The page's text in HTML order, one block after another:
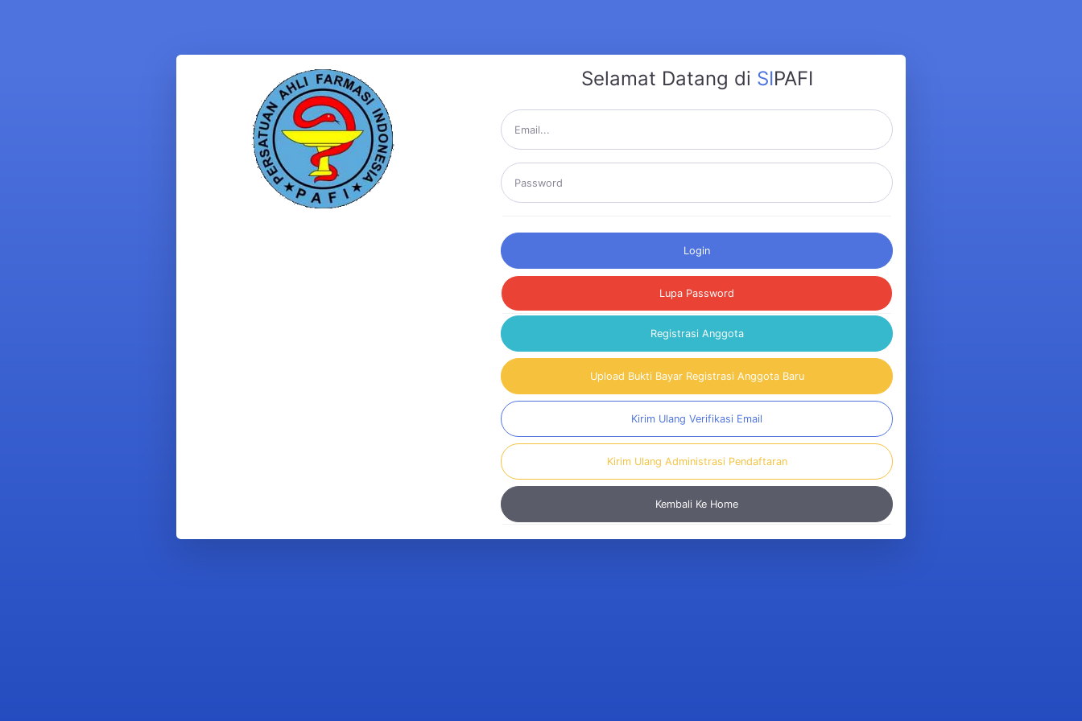
Selamat Datang di SIPAFI
Login
Lupa Password
Registrasi Anggota
Upload Bukti Bayar Registrasi Anggota Baru
Kirim Ulang Verifikasi Email
Kirim Ulang Administrasi Pendaftaran
Kembali Ke Home